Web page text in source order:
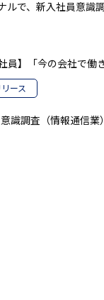
ルで、新入社員意識
員】「今の会社で
ース
識調査（情報通信